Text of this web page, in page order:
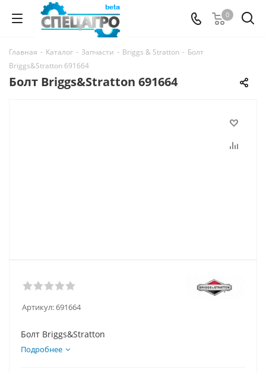
0
Главная - Каталог - Запчасти - Briggs & Stratton - Болт
Briggs&Stratton 691664
Болт Briggs&Stratton 691664
Артикул:691664
Болт Briggs&Stratton
Подробнее